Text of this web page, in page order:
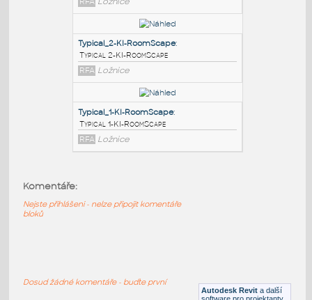
Single_Bed-KI-RoomScape
Single Bed-KI-RoomScape
RFA Ložnice
Loft_Bed-KI-RoomScape:
Loft Bed-KI-RoomScape
RFA Ložnice
Ložnice
Autodesk Revit a další
software pro projektanty
Komentáře:
Nejste přihlášeni - nelze připojit komentáře
bloků
Dosud žádné komentáře - buďte první